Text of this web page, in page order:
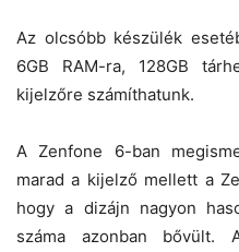
Az olcsóbb készülék
6GB RAM-ra, 128GB
kijelzőre számíthatunk.
A Zenfone 6-ban
marad a kijelző mellett a
hogy a dizájn nagyon
száma azonban